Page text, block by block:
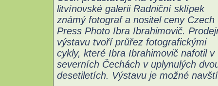
litvínovské galerii Radniční sklípek
známý fotograf a nositel ceny Czech
Press Photo Ibra Ibrahimovič.
výstavu tvoří průřez fotografickými
cykly, které Ibra Ibrahimovič nafotil v
severních Čechách v uplynulých
desetiletích. Výstavu je možné